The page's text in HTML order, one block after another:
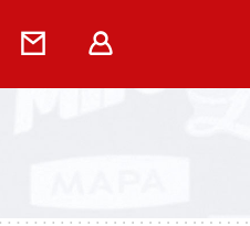
Rechercher
Contact